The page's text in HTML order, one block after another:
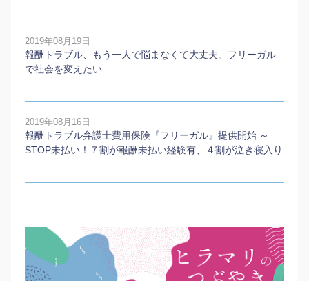
2019年08月19日
報酬トラブル、もう一人で悩まなくて大丈夫。フリーガル
で社会を変えたい
2019年08月16日
報酬トラブル弁護士費用保険『フリーガル』提供開始 ～
STOP未払い！７割が報酬未払い経験有、４割が泣き寝入り